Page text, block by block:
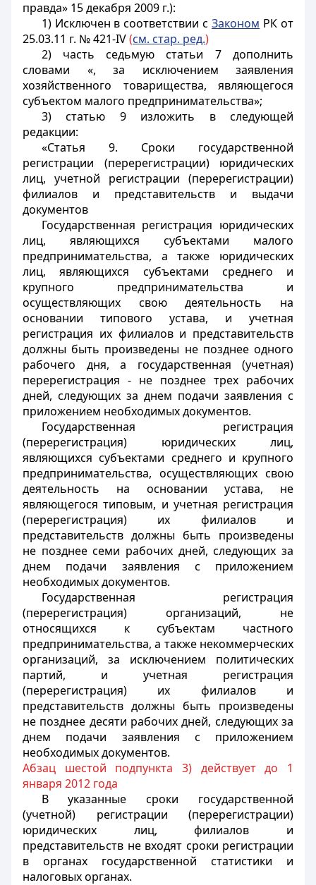
правда» 15 декабря 2009 г.):
1) Исключен в соответствии сЗаконом РК от
25.03.11 г. № 421-IV(см. стар. ред.)
2) часть седьмую статьи 7 дополнить
словами «, за исключением заявления
хозяйственного товарищества, являющегося
субъектом малого предпринимательства»;
3) статью 9 изложить в следующей
редакции:
«Статья 9. Сроки государственной
регистрации (перерегистрации) юридических
лиц, учетной регистрации (перерегистрации)
филиалов и представительств и выдачи
документов
Государственная регистрация юридических
лиц, являющихся субъектами малого
предпринимательства, а также юридических
лиц, являющихся субъектами среднего и
крупного предпринимательства и
осуществляющих свою деятельность на
основании типового устава, и учетная
регистрация их филиалов и представительств
должны быть произведены не позднее одного
рабочего дня, а государственная (учетная)
перерегистрация - не позднее трех рабочих
дней, следующих за днем подачи заявления с
приложением необходимых документов.
Государственная регистрация
(перерегистрация) юридических лиц,
являющихся субъектами среднего и крупного
предпринимательства, осуществляющих свою
деятельность на основании устава, не
являющегося типовым, и учетная регистрация
(перерегистрация) их филиалов и
представительств должны быть произведены
не позднее семи рабочих дней, следующих за
днем подачи заявления с приложением
необходимых документов.
Государственная регистрация
(перерегистрация) организаций, не
относящихся к субъектам частного
предпринимательства, а также некоммерческих
организаций, за исключением политических
партий, и учетная регистрация
(перерегистрация) их филиалов и
представительств должны быть произведены
не позднее десяти рабочих дней, следующих за
днем подачи заявления с приложением
необходимых документов.
Абзац шестой подпункта 3) действует до 1
января 2012 года
В указанные сроки государственной
(учетной) регистрации (перерегистрации)
юридических лиц, филиалов и
представительств не входят сроки регистрации
в органах государственной статистики и
налоговых органах.